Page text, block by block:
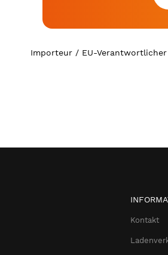
Importeur / EU-Verantwortlicher
Kontakt